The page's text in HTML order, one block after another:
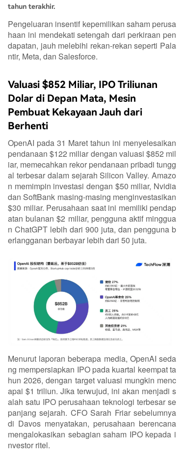
tahun terakhir.
Pengeluaran insentif kepemilikan saham perusa
haan ini mendekati setengah dari perkiraan pen
dapatan, jauh melebihi rekan-rekan seperti Pala
ntir, Meta, dan Salesforce.
Valuasi $852 Miliar, IPO Triliunan
Dolar di Depan Mata, Mesin
Pembuat Kekayaan Jauh dari
Berhenti
OpenAI pada 31 Maret tahun ini menyelesaikan
pendanaan $122 miliar dengan valuasi $852 mil
iar, memecahkan rekor pendanaan pribadi tungg
al terbesar dalam sejarah Silicon Valley. Amazo
n memimpin investasi dengan $50 miliar, Nvidia
dan SoftBank masing-masing menginvestasikan
$30 miliar. Perusahaan saat ini memiliki pendap
atan bulanan $2 miliar, pengguna aktif minggua
n ChatGPT lebih dari 900 juta, dan pengguna b
erlangganan berbayar lebih dari 50 juta.
Menurut laporan beberapa media, OpenAI seda
ng mempersiapkan IPO pada kuartal keempat ta
hun 2026, dengan target valuasi mungkin menc
apai $1 triliun. Jika terwujud, ini akan menjadi s
alah satu IPO perusahaan teknologi terbesar se
panjang sejarah. CFO Sarah Friar sebelumnya
di Davos menyatakan, perusahaan berencana
mengalokasikan sebagian saham IPO kepada i
nvestor ritel.